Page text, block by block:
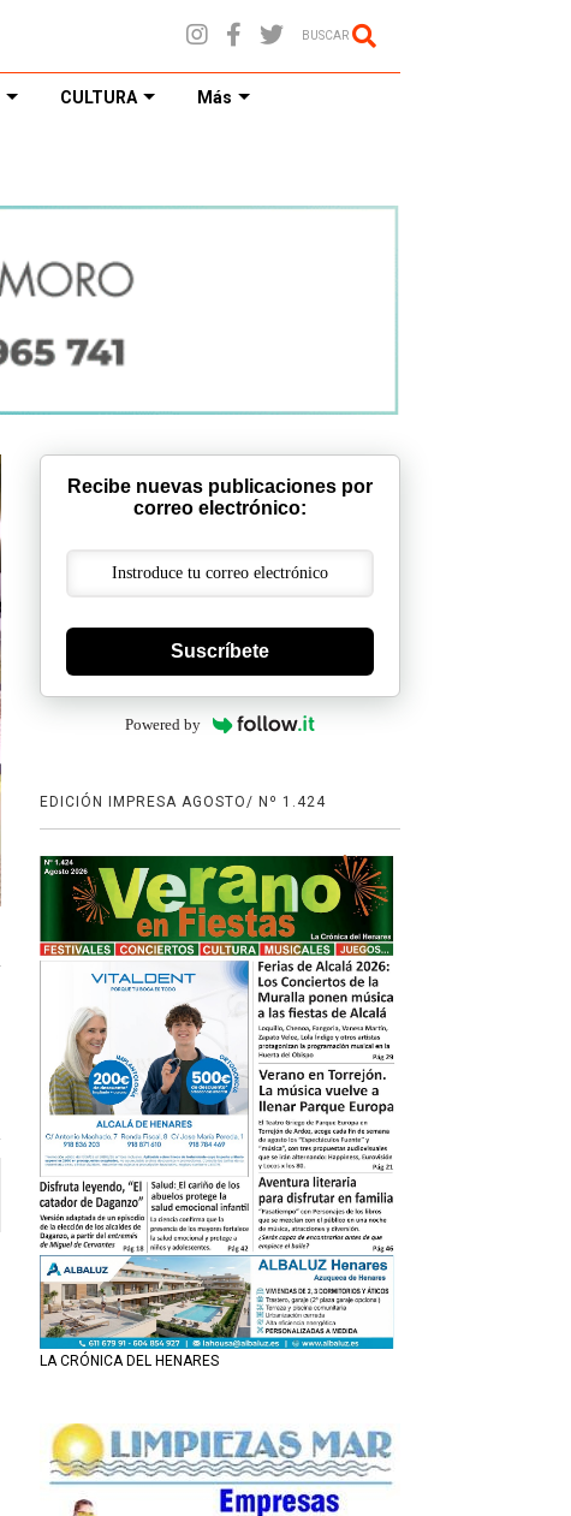
BUSCAR
CULTURA Más
Recibe nuevas publicaciones por
correo electrónico:
Suscríbete
Powered by
EDICIÓN IMPRESA AGOSTO/ Nº 1.424
LA CRÓNICA DEL HENARES